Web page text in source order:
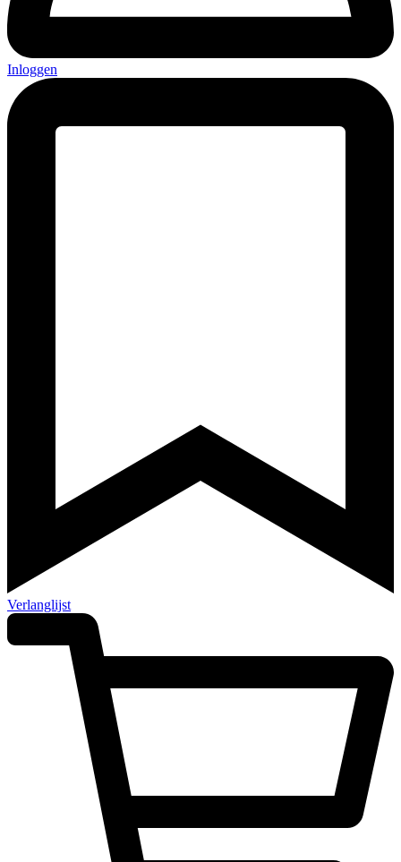
Inloggen
Verlanglijst